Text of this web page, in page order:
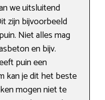
we uitsluitend
zijn bijvoorbeeld
Niet alles mag
en bijv.
puin een
kan je dit het beste
mogen niet te